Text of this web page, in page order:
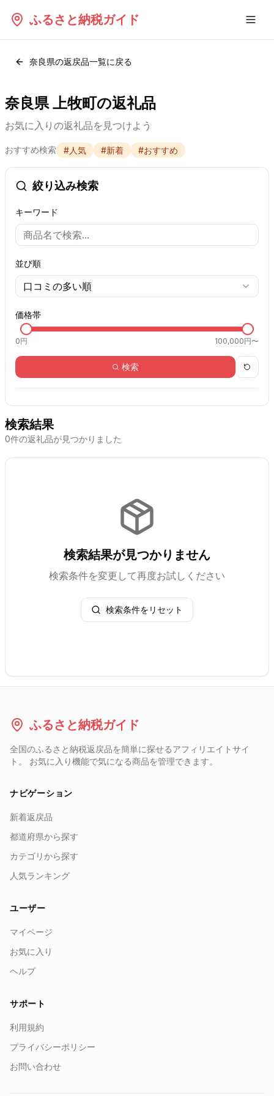
ふるさと納税ガイド
奈良県の返戻品一覧に戻る
奈良県 上牧町の返礼品
お気に入りの返礼品を見つけよう
おすすめ検索 #人気 #新着 #おすすめ
絞り込み検索
キーワード
並び順
口コミの多い順
価格帯
0円 100,000円〜
検索
検索結果
0件の返礼品が見つかりました
検索結果が見つかりません
検索条件を変更して再度お試しください
検索条件をリセット
ふるさと納税ガイド
全国のふるさと納税返戻品を簡単に探せるアフィリエイトサイ
ト。 お気に入り機能で気になる商品を管理できます。
ナビゲーション
新着返戻品
都道府県から探す
カテゴリから探す
人気ランキング
ユーザー
マイページ
お気に入り
ヘルプ
サポート
利用規約
プライバシーポリシー
お問い合わせ